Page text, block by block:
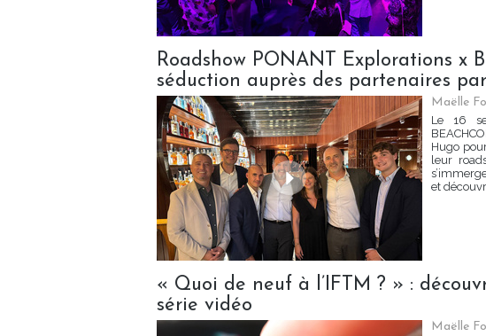
Roadshow PONANT Explorations x
séduction auprès des partenaires
Maëlle
Le 16
Hugo
leur
et
« Quoi de neuf à l’IFTM ? » :
série vidéo
Maëlle